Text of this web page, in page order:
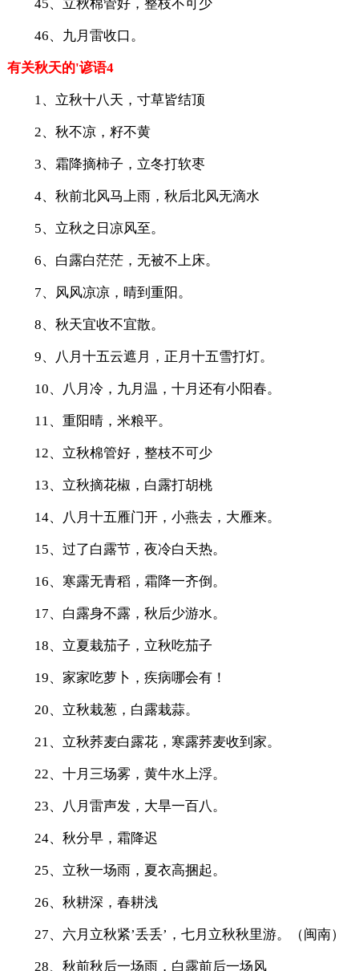
45、立秋棉管好，整枝不可少
46、九月雷收口。
有关秋天的'谚语4
1、立秋十八天，寸草皆结顶
2、秋不凉，籽不黄
3、霜降摘柿子，立冬打软枣
4、秋前北风马上雨，秋后北风无滴水
5、立秋之日凉风至。
6、白露白茫茫，无被不上床。
7、风风凉凉，晴到重阳。
8、秋天宜收不宜散。
9、八月十五云遮月，正月十五雪打灯。
10、八月冷，九月温，十月还有小阳春。
11、重阳晴，米粮平。
12、立秋棉管好，整枝不可少
13、立秋摘花椒，白露打胡桃
14、八月十五雁门开，小燕去，大雁来。
15、过了白露节，夜冷白天热。
16、寒露无青稻，霜降一齐倒。
17、白露身不露，秋后少游水。
18、立夏栽茄子，立秋吃茄子
19、家家吃萝卜，疾病哪会有！
20、立秋栽葱，白露栽蒜。
21、立秋荞麦白露花，寒露荞麦收到家。
22、十月三场雾，黄牛水上浮。
23、八月雷声发，大旱一百八。
24、秋分早，霜降迟
25、立秋一场雨，夏衣高捆起。
26、秋耕深，春耕浅
27、六月立秋紧’丢丢’，七月立秋秋里游。（闽南）
28、秋前秋后一场雨，白露前后一场风